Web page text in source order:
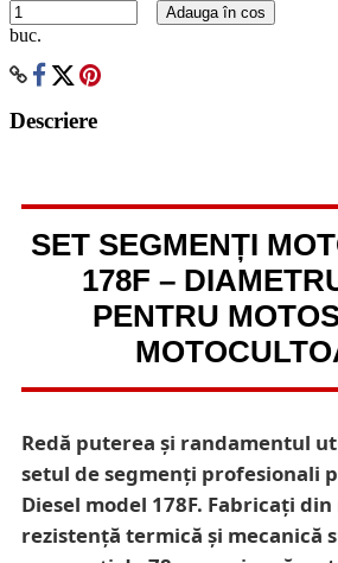
buc.
Adauga în cos
Descriere
SET SEGMENȚI
178F –
PENTRU
Redă puterea și randamentul
setul de segmenți profesionali
Diesel model 178F. Fabricați
rezistență termică și mecanică